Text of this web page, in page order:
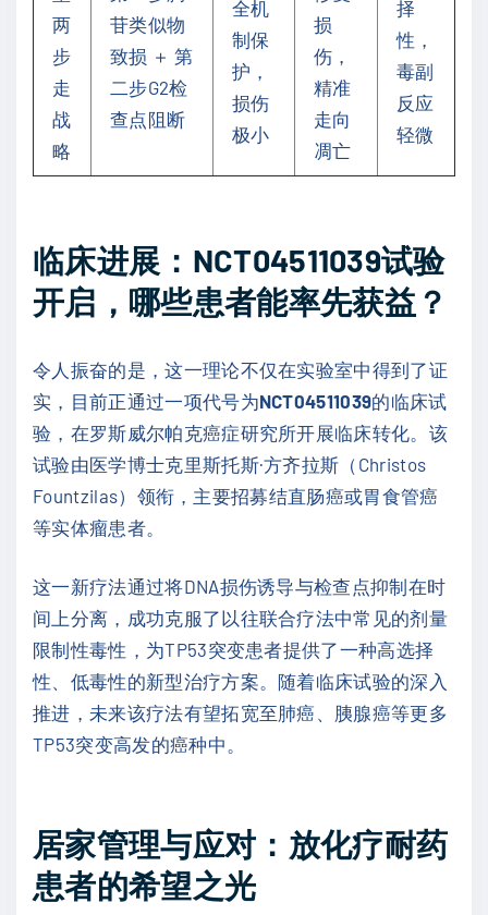
两
步
走
战
略
苷类似物
致损 ＋ 第
二步G2检
查点阻断
全机
制保
护，
损伤
极小
损
伤，
精准
走向
凋亡
择
性，
毒副
反应
轻微
临床进展：NCT04511039试验
开启，哪些患者能率先获益？
令人振奋的是，这一理论不仅在实验室中得到了证
实，目前正通过一项代号为NCT04511039的临床试
验，在罗斯威尔帕克癌症研究所开展临床转化。该
试验由医学博士克里斯托斯·方齐拉斯（Christos
Fountzilas）领衔，主要招募结直肠癌或胃食管癌
等实体瘤患者。
这一新疗法通过将DNA损伤诱导与检查点抑制在时
间上分离，成功克服了以往联合疗法中常见的剂量
限制性毒性，为TP53突变患者提供了一种高选择
性、低毒性的新型治疗方案。随着临床试验的深入
推进，未来该疗法有望拓宽至肺癌、胰腺癌等更多
TP53突变高发的癌种中。
居家管理与应对：放化疗耐药
患者的希望之光